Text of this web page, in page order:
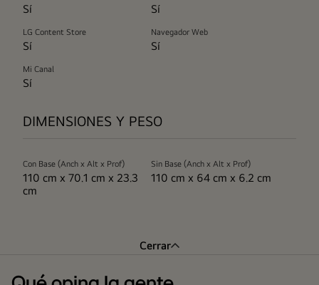
Sí Sí
LG Content Store
Sí
Navegador Web
Sí
Mi Canal
Sí
DIMENSIONES Y PESO
Con Base (Anch x Alt x Prof)
110 cm x 70.1 cm x 23.3
cm
Sin Base (Anch x Alt x Prof)
110 cm x 64 cm x 6.2 cm
Cerrar